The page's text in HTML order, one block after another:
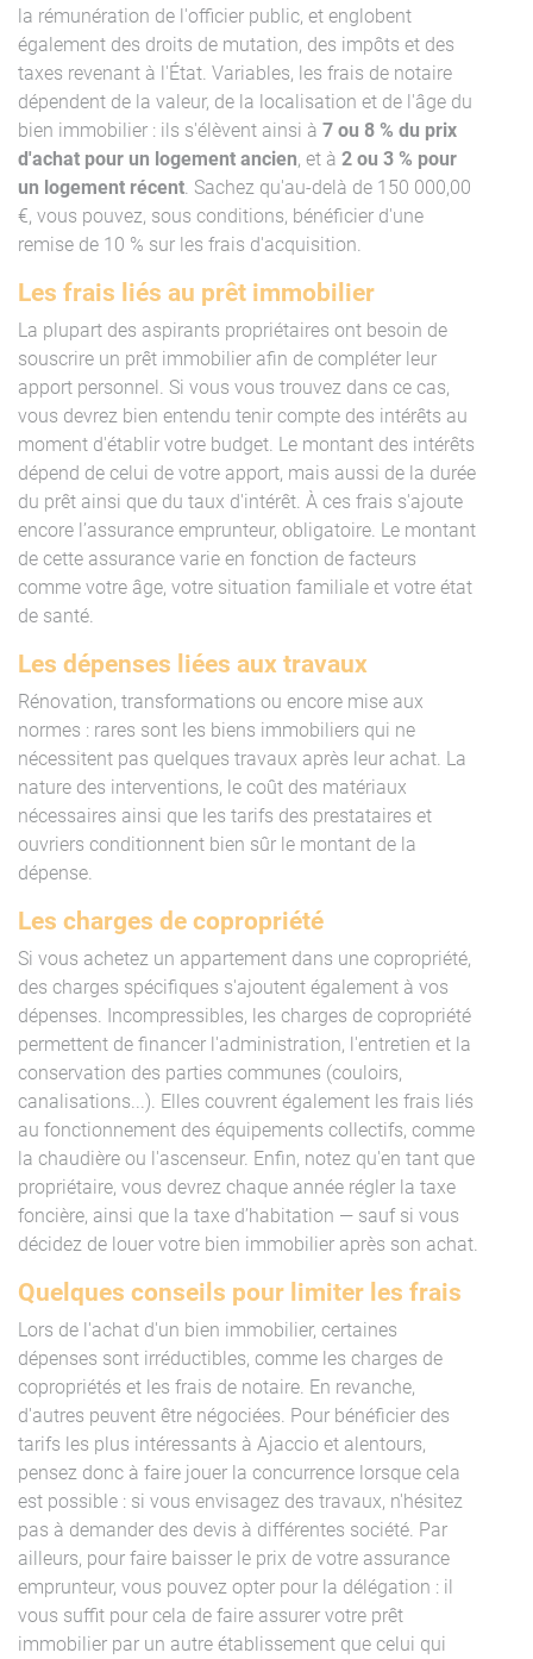
la rémunération de l'officier public, et englobent
également des droits de mutation, des impôts et des
taxes revenant à l'État. Variables, les frais de notaire
dépendent de la valeur, de la localisation et de l'âge du
bien immobilier : ils s'élèvent ainsi à 7 ou 8 % du prix
d'achat pour un logement ancien, et à 2 ou 3 % pour
un logement récent. Sachez qu'au-delà de 150 000,00
€, vous pouvez, sous conditions, bénéficier d'une
remise de 10 % sur les frais d'acquisition.
Les frais liés au prêt immobilier
La plupart des aspirants propriétaires ont besoin de
souscrire un prêt immobilier afin de compléter leur
apport personnel. Si vous vous trouvez dans ce cas,
vous devrez bien entendu tenir compte des intérêts au
moment d'établir votre budget. Le montant des intérêts
dépend de celui de votre apport, mais aussi de la durée
du prêt ainsi que du taux d'intérêt. À ces frais s'ajoute
encore l’assurance emprunteur, obligatoire. Le montant
de cette assurance varie en fonction de facteurs
comme votre âge, votre situation familiale et votre état
de santé.
Les dépenses liées aux travaux
Rénovation, transformations ou encore mise aux
normes : rares sont les biens immobiliers qui ne
nécessitent pas quelques travaux après leur achat. La
nature des interventions, le coût des matériaux
nécessaires ainsi que les tarifs des prestataires et
ouvriers conditionnent bien sûr le montant de la
dépense.
Les charges de copropriété
Si vous achetez un appartement dans une copropriété,
des charges spécifiques s'ajoutent également à vos
dépenses. Incompressibles, les charges de copropriété
permettent de financer l'administration, l'entretien et la
conservation des parties communes (couloirs,
canalisations...). Elles couvrent également les frais liés
au fonctionnement des équipements collectifs, comme
la chaudière ou l'ascenseur. Enfin, notez qu'en tant que
propriétaire, vous devrez chaque année régler la taxe
foncière, ainsi que la taxe d’habitation — sauf si vous
décidez de louer votre bien immobilier après son achat.
Quelques conseils pour limiter les frais
Lors de l'achat d'un bien immobilier, certaines
dépenses sont irréductibles, comme les charges de
copropriétés et les frais de notaire. En revanche,
d'autres peuvent être négociées. Pour bénéficier des
tarifs les plus intéressants à Ajaccio et alentours,
pensez donc à faire jouer la concurrence lorsque cela
est possible : si vous envisagez des travaux, n'hésitez
pas à demander des devis à différentes société. Par
ailleurs, pour faire baisser le prix de votre assurance
emprunteur, vous pouvez opter pour la délégation : il
vous suffit pour cela de faire assurer votre prêt
immobilier par un autre établissement que celui qui